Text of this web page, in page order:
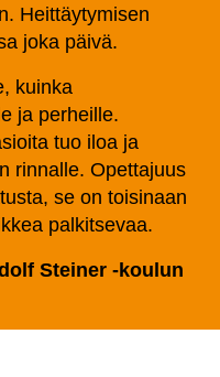
Heittäytymisen
joka päivä.
kuinka
ja perheille.
tuo iloa ja
rinnalle. Opettajuus
se on toisinaan
palkitsevaa.
Steiner -koulun